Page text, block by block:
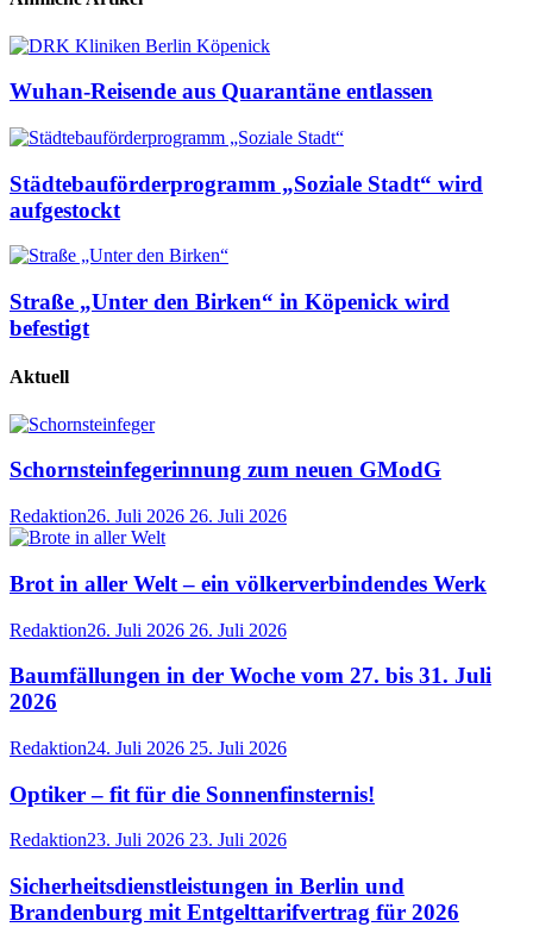
Wuhan-Reisende aus Quarantäne entlassen
Städtebauförderprogramm „Soziale Stadt“ wird
aufgestockt
Straße „Unter den Birken“ in Köpenick wird
befestigt
Aktuell
Schornsteinfegerinnung zum neuen GModG
Redaktion26. Juli 2026 26. Juli 2026
Brot in aller Welt – ein völkerverbindendes Werk
Redaktion26. Juli 2026 26. Juli 2026
Baumfällungen in der Woche vom 27. bis 31. Juli
2026
Redaktion24. Juli 2026 25. Juli 2026
Optiker – fit für die Sonnenfinsternis!
Redaktion23. Juli 2026 23. Juli 2026
Sicherheitsdienstleistungen in Berlin und
Brandenburg mit Entgelttarifvertrag für 2026